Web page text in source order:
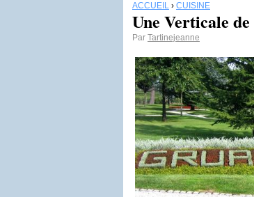
ACCUEIL › CUISINE
Une Verticale
Par Tartinejeanne